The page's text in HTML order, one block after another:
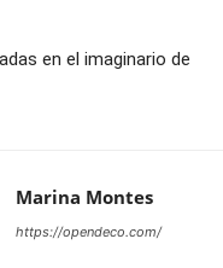
en el imaginario de
Marina Montes
https://opendeco.com/